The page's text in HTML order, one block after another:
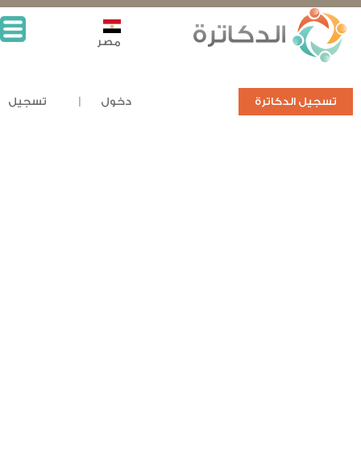
تسجيل الدكاترة دخول تسجيل
مصر